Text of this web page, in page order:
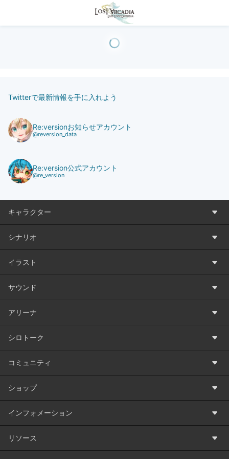
Twitterで最新情報を手に入れよう
Re:versionお知らせアカウント
@reversion_data
Re:version公式アカウント
@re_version
キャラクター
シナリオ
イラスト
サウンド
アリーナ
シロトーク
コミュニティ
ショップ
インフォメーション
リソース